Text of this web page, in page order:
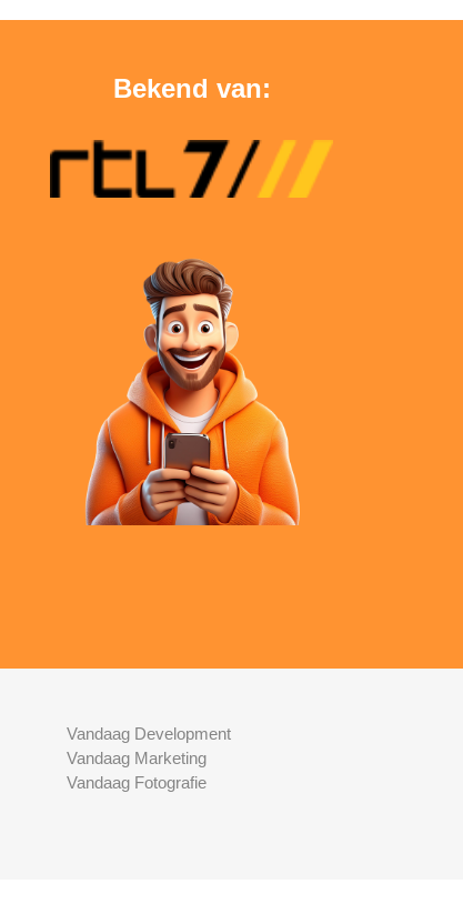
Bekend van:
Vandaag Development
Vandaag Marketing
Vandaag Fotografie